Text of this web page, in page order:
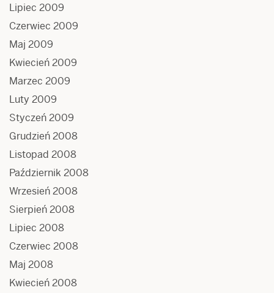
Lipiec 2009
Czerwiec 2009
Maj 2009
Kwiecień 2009
Marzec 2009
Luty 2009
Styczeń 2009
Grudzień 2008
Listopad 2008
Październik 2008
Wrzesień 2008
Sierpień 2008
Lipiec 2008
Czerwiec 2008
Maj 2008
Kwiecień 2008